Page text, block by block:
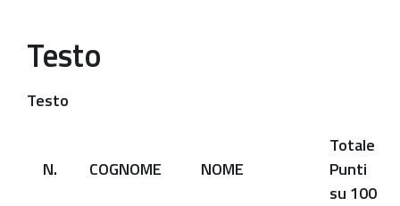
Testo
Testo
N. COGNOME NOME
Totale
Punti
su 100